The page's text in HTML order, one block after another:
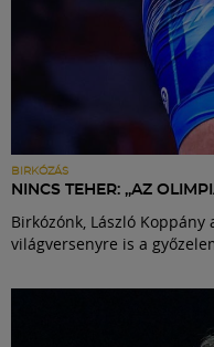
BIRKÓZÁS
NINCS TEHER: „AZ
Birkózónk, László Koppány
világversenyre is a
Szolgáltatások
Shop
Közösség
Múzeum